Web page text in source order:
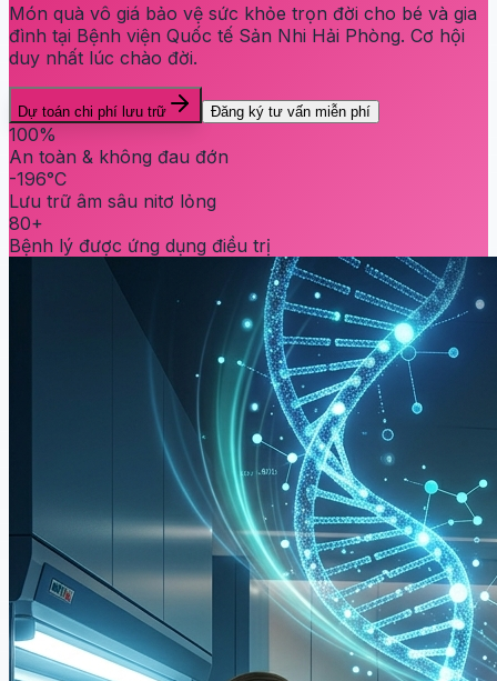
Món quà vô giá bảo vệ sức khỏe trọn đời cho bé và gia
đình tại Bệnh viện Quốc tế Sản Nhi Hải Phòng. Cơ hội
duy nhất lúc chào đời.
Dự toán chi phí lưu trữ Đăng ký tư vấn miễn phí
100%
An toàn & không đau đớn
-196°C
Lưu trữ âm sâu nitơ lỏng
80+
Bệnh lý được ứng dụng điều trị